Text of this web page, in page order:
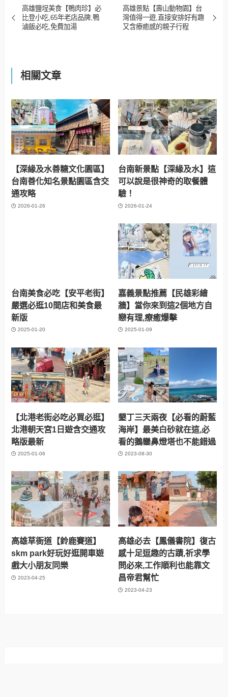
高雄鹽埕美食【鴨肉珍】必
比登小吃,65年老店品牌,鴨
滷飯必吃,免費加湯
高雄景點【壽山動物園】台
灣值得一遊,直接安排好有趣
又含療癒感的親子行程
相關文章
【深緣及水善糖文化園區】
台南善化知名景點園區含交
通攻略
2026-01-26
台南新景點【深緣及水】這
可以說是很神奇的取餐體
驗！
2026-01-24
台南美食必吃【安平老街】
嚴選必逛10間店和美食最
新版
2025-01-20
嘉義景點推薦【民雄彩繪
牆】當你來到這2個地方自
戀有理,療癒爆擊
2025-01-09
【北港老街必吃必買必逛】
北港朝天宮1日遊含交通攻
略版最新
2025-01-06
墾丁三天兩夜【必看的蔚藍
海岸】最美白砂就在這,必
看的鵝鑾鼻燈塔也不能錯過
2023-08-30
高雄草衙道【鈴鹿賽道】
skm park好玩好逛開車遊
戲大小朋友同樂
2023-04-25
高雄必去【鳳儀書院】復古
感十足逗趣的古蹟,祈求學
問必來,工作順利也能靠文
昌帝君幫忙
2023-04-23